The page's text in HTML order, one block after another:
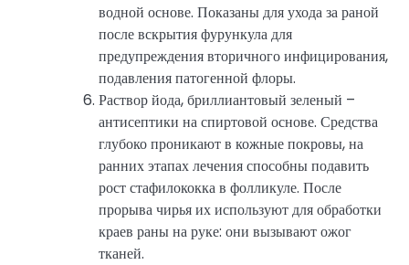
водной основе. Показаны для ухода за раной
после вскрытия фурункула для
предупреждения вторичного инфицирования,
подавления патогенной флоры.
Раствор йода, бриллиантовый зеленый –
антисептики на спиртовой основе. Средства
глубоко проникают в кожные покровы, на
ранних этапах лечения способны подавить
рост стафилококка в фолликуле. После
прорыва чирья их используют для обработки
краев раны на руке: они вызывают ожог
тканей.